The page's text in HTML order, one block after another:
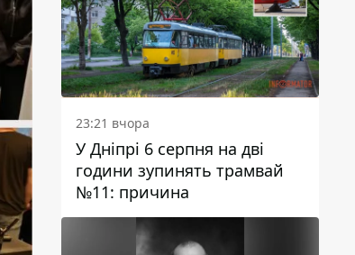
23:21 вчора
У Дніпрі 6 серпня на дві
години зупинять трамвай
№11: причина